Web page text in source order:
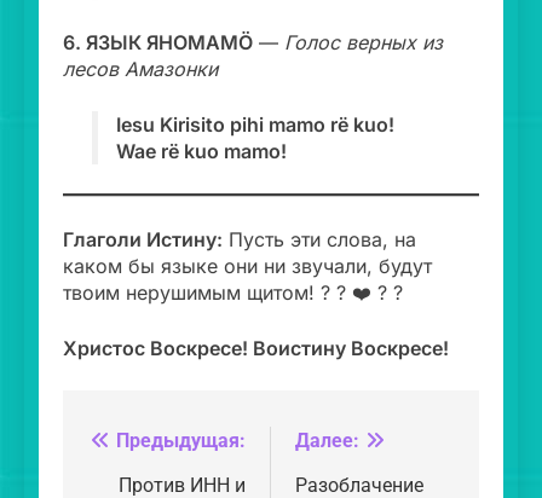
6. ЯЗЫК ЯНОМАМӦ — Голос верных из
лесов Амазонки
Iesu Kirisito pihi mamo rë kuo!
Wae rë kuo mamo!
Глаголи Истину: Пусть эти слова, на
каком бы языке они ни звучали, будут
твоим нерушимым щитом! ?️ ? ❤️ ? ?
Христос Воскресе! Воистину Воскресе!
Навигация
Предыдущая:
Против ИНН и
Далее:
Разоблачение